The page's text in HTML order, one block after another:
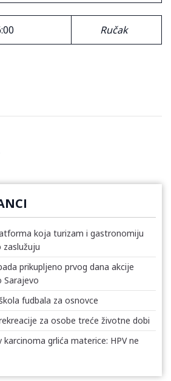
Ručak
koja turizam i gastronomiju
zaslužuju
prikupljeno prvog dana akcije
Sarajevo
fudbala za osnovce
za osobe treće životne dobi
grlića materice: HPV ne